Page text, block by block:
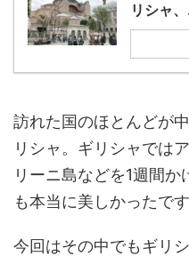
リシャ
訪れた国のほとんどが
リシャ。ギリシャでは
リーニ島などを1週間か
も本当に美しかったです
今回はその中でもギリ